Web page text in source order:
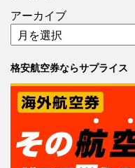
アーカイブ
格安航空券ならサプライス